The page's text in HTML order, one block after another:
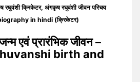
रघुवंशी क्रिकेटर, अंगकृष रघुवंशी जीवन परिचय
in hindi (क्रिकेटर)
एवं प्रारंभिक जीवन –
birth and